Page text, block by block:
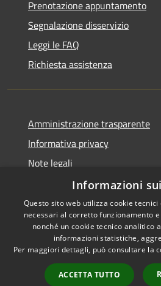
Prenotazione appuntamento
Segnalazione disservizio
Leggi le FAQ
Richiesta assistenza
Amministrazione trasparente
Informativa privacy
Note legali
Dichiarazione di accessibilità
RSS
Accessibilità
Informazioni
Questo sito web utilizza cookie
necessari al corretto funzionamento
nonché un cookie tecnico analitico
informazioni statistiche,
Per maggiori dettagli, può consultare la
ACCETTA TUTTO